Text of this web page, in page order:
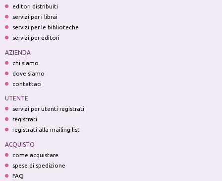
editori distribuiti
servizi per i librai
servizi per le biblioteche
servizi per editori
AZIENDA
chi siamo
dove siamo
contattaci
UTENTE
servizi per utenti registrati
registrati
registrati alla mailing list
ACQUISTO
come acquistare
spese di spedizione
FAQ